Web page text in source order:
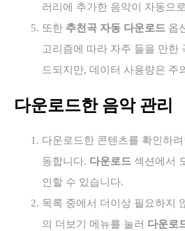
러리에 추가한 음악이 자동으
또한 추천곡 자동 다운로드 옵
고리즘에 따라 자주 들을 만한
드되지만, 데이터 사용량은 주
다운로드한 음악 관리
다운로드한 콘텐츠를 확인하
동합니다. 다운로드 섹션에서
인할 수 있습니다.
목록 중에서 더이상 필요하지
의 더보기 메뉴를 눌러 다운로